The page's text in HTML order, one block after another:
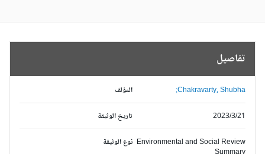
تفاصيل
المؤلف Chakravarty, Shubha;
تاريخ الوثيقة 2023/3/21
نوع الوثيقة Environmental and Social Review